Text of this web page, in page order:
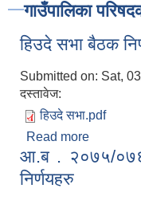
गाउँपालिका
हिउदे सभा बैठक
Submitted on: Sat,
दस्तावेज:
हिउदे सभा.pdf
Read more
आ.ब . २०७५/०७६
निर्णयहरु